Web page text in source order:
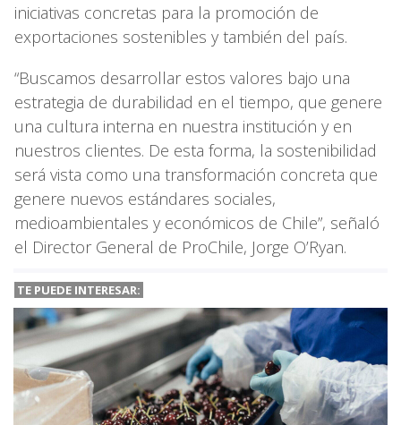
iniciativas concretas para la promoción de
exportaciones sostenibles y también del país.
“Buscamos desarrollar estos valores bajo una
estrategia de durabilidad en el tiempo, que genere
una cultura interna en nuestra institución y en
nuestros clientes. De esta forma, la sostenibilidad
será vista como una transformación concreta que
genere nuevos estándares sociales,
medioambientales y económicos de Chile”, señaló
el Director General de ProChile, Jorge O’Ryan.
TE PUEDE INTERESAR: